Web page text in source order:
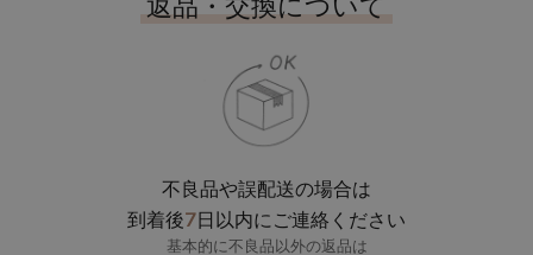
返品・交換について
不良品や誤配送の場合は
到着後7日以内にご連絡ください
基本的に不良品以外の返品は